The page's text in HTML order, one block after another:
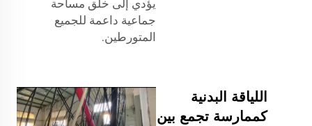
يؤدي إلى خلق مساحة
جماعية داعمة للجميع
المتورطين.
اللياقة البدنية
كممارسة تجمع بين